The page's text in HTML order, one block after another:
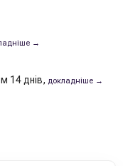
→
14 днів, докладніше →